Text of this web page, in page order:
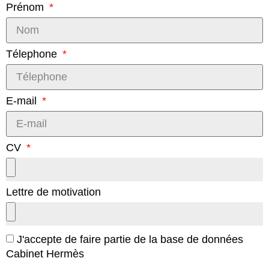
Prénom
Télephone
E-mail
CV
Lettre de motivation
J'accepte de faire partie de la base de données
Cabinet Hermès